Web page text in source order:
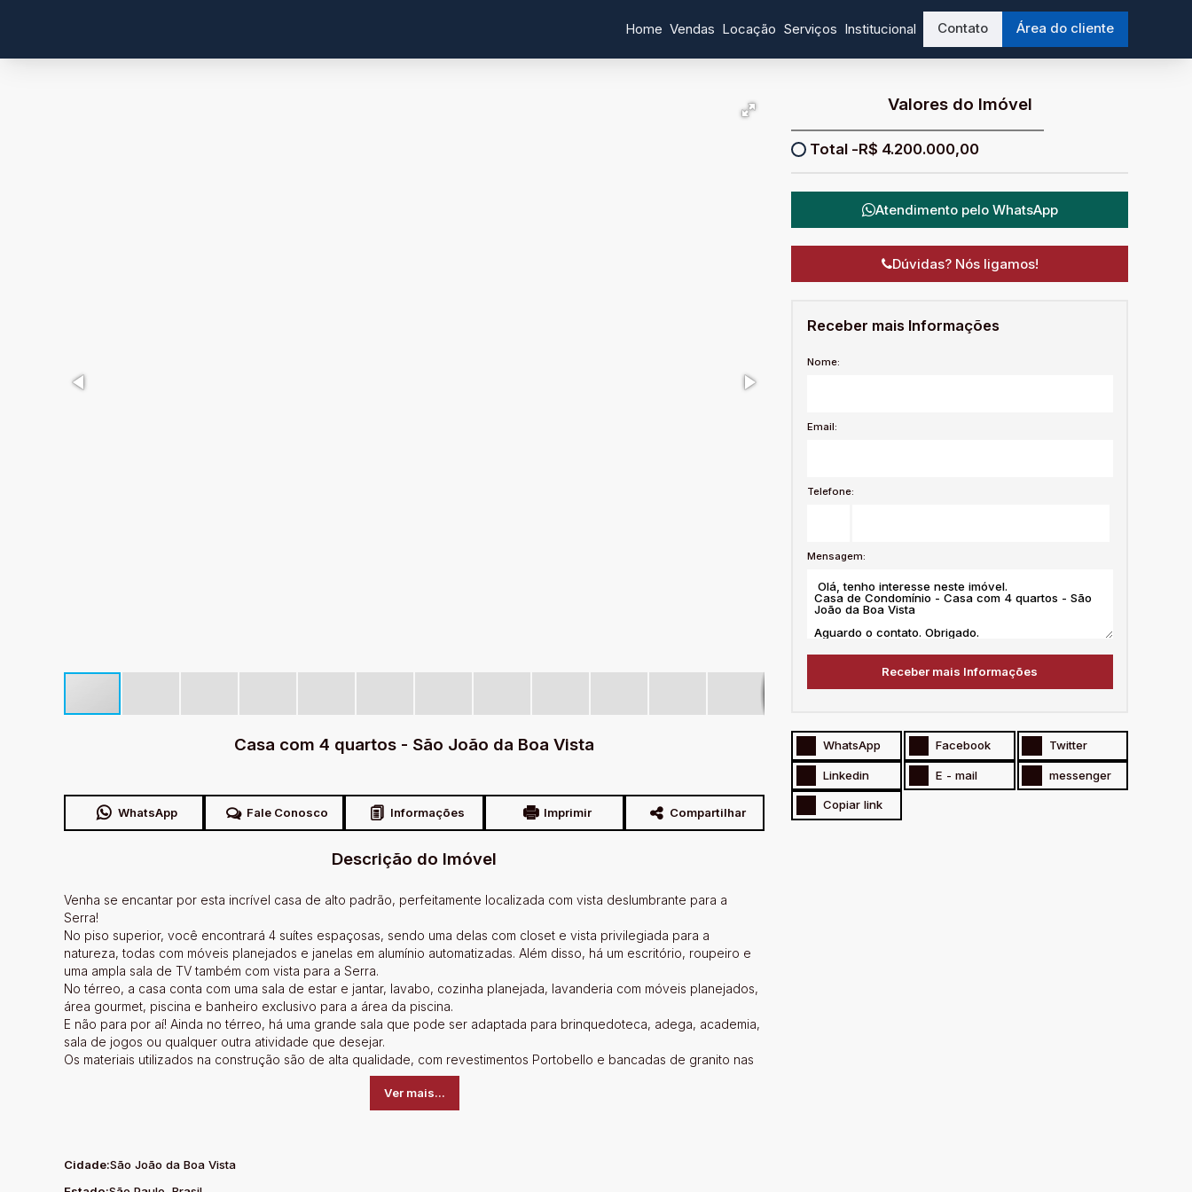
Área do cliente
Contato
Institucional
Serviços
Locação
Vendas
Home
Casa com 4 quartos - São João da Boa Vista
WhatsApp Fale Conosco Informações Imprimir Compartilhar
Descrição do Imóvel
Venha se encantar por esta incrível casa de alto padrão, perfeitamente localizada com vista deslumbrante para a
Serra!
No piso superior, você encontrará 4 suítes espaçosas, sendo uma delas com closet e vista privilegiada para a
natureza, todas com móveis planejados e janelas em alumínio automatizadas. Além disso, há um escritório, roupeiro e
uma ampla sala de TV também com vista para a Serra.
No térreo, a casa conta com uma sala de estar e jantar, lavabo, cozinha planejada, lavanderia com móveis planejados,
área gourmet, piscina e banheiro exclusivo para a área da piscina.
E não para por aí! Ainda no térreo, há uma grande sala que pode ser adaptada para brinquedoteca, adega, academia,
sala de jogos ou qualquer outra atividade que desejar.
Os materiais utilizados na construção são de alta qualidade, com revestimentos Portobello e bancadas de granito nas
áreas da cozinha e gourmet. A fachada é imponente, com tijolo a vista, pedra moledo e ferragens de alta durabilidade.
Além disso, a casa conta com aquecedor solar e um paisagismo completo que valoriza ainda mais a beleza do imóvel.
Não perca essa oportunidade única, agende agora mesmo a sua visita e se apaixone por cada detalhe deste
Ver mais...
Cidade:São João da Boa Vista
Valores do Imóvel
R$ 4.200.000,00
Atendimento pelo WhatsApp
Dúvidas? Nós ligamos!
Receber mais Informações
Nome:
Email:
Telefone:
Mensagem:
WhatsApp Facebook Twitter
Linkedin E - mail messenger
Copiar link